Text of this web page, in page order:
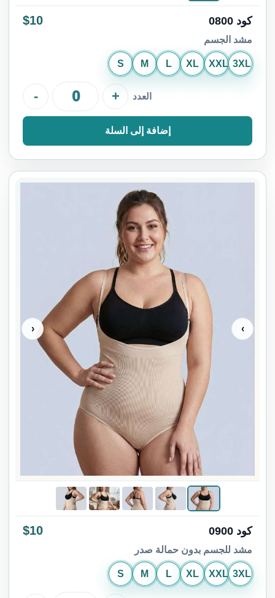
كود 0800 $10
مشد الجسم
S M L XL XXL 3XL
العدد - +
إضافة إلى السلة
›
‹
كود 0900 $10
مشد للجسم بدون حمالة صدر
S M L XL XXL 3XL